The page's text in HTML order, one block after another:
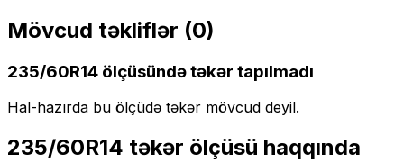
Mövcud təkliflər (0)
235/60R14 ölçüsündə təkər tapılmadı
Hal-hazırda bu ölçüdə təkər mövcud deyil.
235/60R14 təkər ölçüsü haqqında